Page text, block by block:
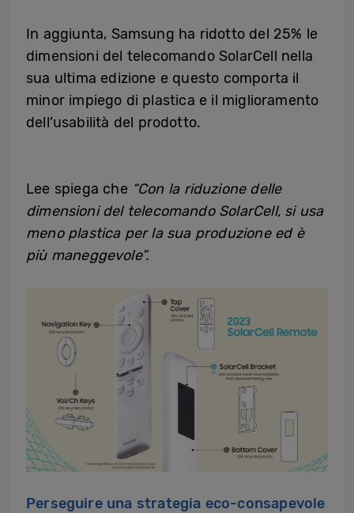
In aggiunta, Samsung ha ridotto del 25% le
dimensioni del telecomando SolarCell nella
sua ultima edizione e questo comporta il
minor impiego di plastica e il miglioramento
dell’usabilità del prodotto.
Lee spiega che “Con la riduzione delle
dimensioni del telecomando SolarCell, si usa
meno plastica per la sua produzione ed è
più maneggevole”.
Perseguire una strategia eco-consapevole